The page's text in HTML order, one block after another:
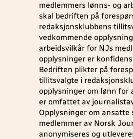
medlemmers lønns- og
skal bedriften på
redaksjonsklubbens
vedkommende
arbeidsvilkår for NJs
opplysninger er
Bedriften plikter på
tillitsvalgte i
opplysninger om lønn for
er omfattet av
Opplysninger om ansatte
medlemmer av Norsk
anonymiseres og